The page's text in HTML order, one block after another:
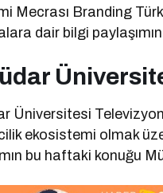
Mecrası Branding
dair bilgi
Üniversitesi
ekosistemi olmak
bu haftaki konuğu